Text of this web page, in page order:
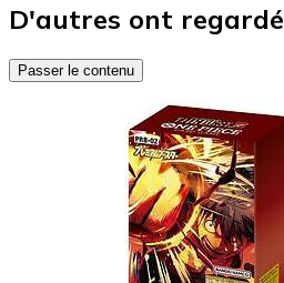
D'autres ont regardé
Passer le contenu